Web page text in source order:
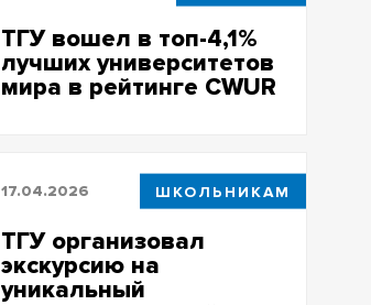
ТГУ вошел в топ-4,1%
лучших университетов
мира в рейтинге CWUR
17.04.2026 ШКОЛЬНИКАМ
ТГУ организовал
экскурсию на
уникальный